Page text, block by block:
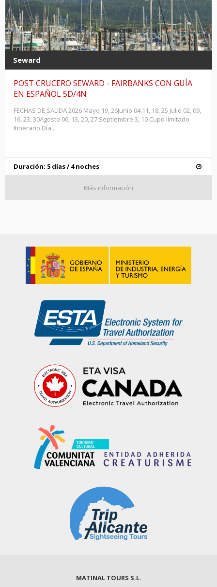
Seward
POST CRUCERO SEWARD - FAIRBANKS CON GUÍA
EN ESPAÑOL 5D/4N
FECHAS DE SALIDA 2026 Mayo 19, 26Junio 04,11, 18, 25 Julio 02, 09,
16, 23, 30Agosto 06, 13, 20, 27 Septiembre 3, 10 Cupo limitado
Itinerario Día...
Duración: 5 días / 4 noches
Más información
MATINAL TOURS S.L.